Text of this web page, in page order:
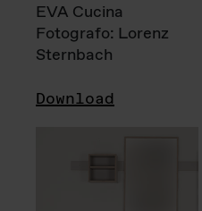
EVA Cucina
Fotografo: Lorenz
Sternbach
Download